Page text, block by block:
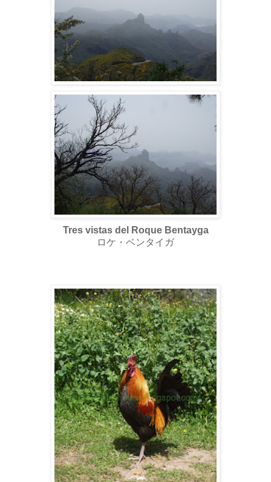
Tres vistas del Roque Bentayga
ロケ・ベンタイガ